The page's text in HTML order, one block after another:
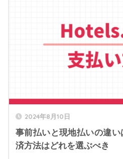
2024年8月10日
事前払いと現地払いの違
済方法はどれを選ぶべき